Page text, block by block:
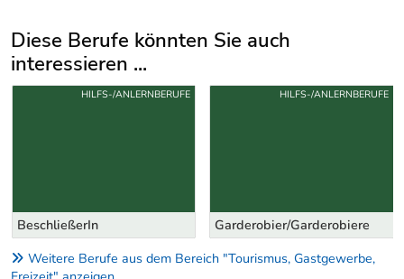
Diese Berufe könnten Sie auch
interessieren ...
Uber weitere Berufsvorschläge
BeschließerIn
HILFS-/ANLERNBERUFE
Garderobier/Garderobiere
HILFS-/ANLERNBERUFE
Weitere Berufe aus dem Bereich "Tourismus, Gastgewerbe,